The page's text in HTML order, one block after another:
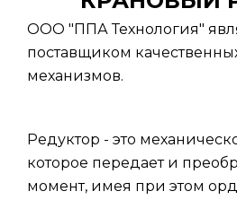
ООО "ППА Технология"
поставщиком
механизмов.
Редуктор - это
которое передает и
момент, имея при этом